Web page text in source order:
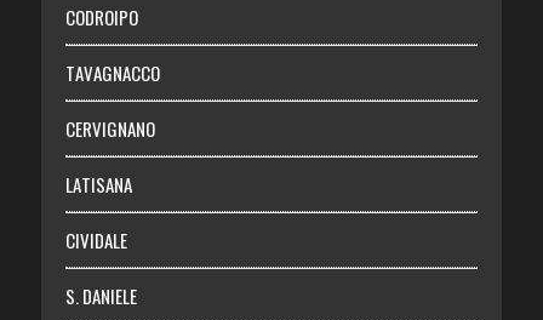
Chi siamo
Abbonati
Login
CODROIPO
TAVAGNACCO
CERVIGNANO
LATISANA
CIVIDALE
S. DANIELE